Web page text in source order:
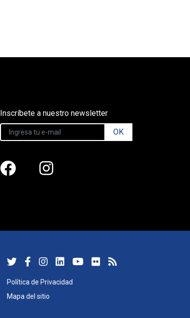
Inscríbete a nuestro newsletter
OK
Política de Privacidad
Mapa del sitio